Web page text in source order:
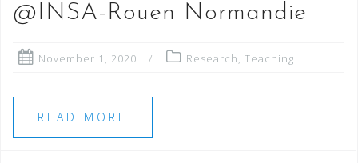
@INSA-Rouen Normandie
November 1, 2020 Research, Teaching
READ MORE